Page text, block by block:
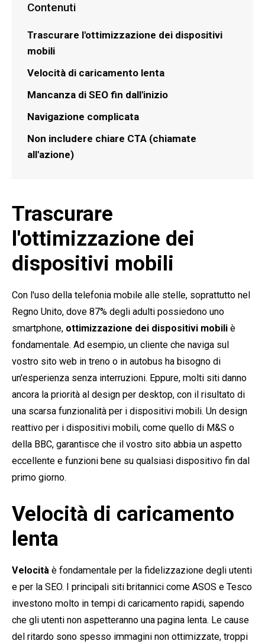
Contenuti
Trascurare l'ottimizzazione dei dispositivi
mobili
Velocità di caricamento lenta
Mancanza di SEO fin dall'inizio
Navigazione complicata
Non includere chiare CTA (chiamate
all'azione)
Trascurare
l'ottimizzazione dei
dispositivi mobili
Con l'uso della telefonia mobile alle stelle, soprattutto nel
Regno Unito, dove 87% degli adulti possiedono uno
smartphone, ottimizzazione dei dispositivi mobili è
fondamentale. Ad esempio, un cliente che naviga sul
vostro sito web in treno o in autobus ha bisogno di
un'esperienza senza interruzioni. Eppure, molti siti danno
ancora la priorità al design per desktop, con il risultato di
una scarsa funzionalità per i dispositivi mobili. Un design
reattivo per i dispositivi mobili, come quello di M&S o
della BBC, garantisce che il vostro sito abbia un aspetto
eccellente e funzioni bene su qualsiasi dispositivo fin dal
primo giorno.
Velocità di caricamento
lenta
Velocità è fondamentale per la fidelizzazione degli utenti
e per la SEO. I principali siti britannici come ASOS e Tesco
investono molto in tempi di caricamento rapidi, sapendo
che gli utenti non aspetteranno una pagina lenta. Le cause
del ritardo sono spesso immagini non ottimizzate, troppi